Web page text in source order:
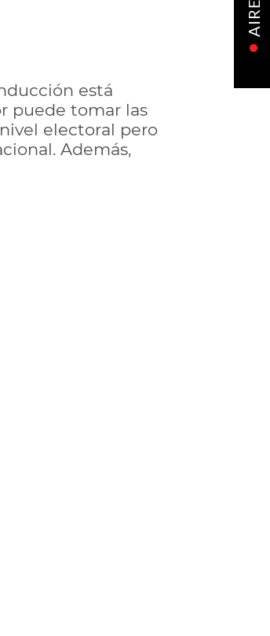
está
puede tomar las
electoral pero
Además,
AIRE